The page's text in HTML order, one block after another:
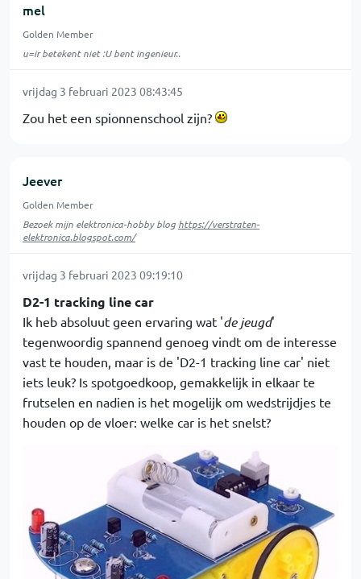
mel
Golden Member
u=ir betekent niet :U bent ingenieur..
vrijdag 3 februari 2023 08:43:45
Zou het een spionnenschool zijn?
Jeever
Golden Member
Bezoek mijn elektronica-hobby blog https://verstraten-
elektronica.blogspot.com/
vrijdag 3 februari 2023 09:19:10
D2-1 tracking line car
Ik heb absoluut geen ervaring wat 'de jeugd'
tegenwoordig spannend genoeg vindt om de interesse
vast te houden, maar is de 'D2-1 tracking line car' niet
iets leuk? Is spotgoedkoop, gemakkelijk in elkaar te
frutselen en nadien is het mogelijk om wedstrijdjes te
houden op de vloer: welke car is het snelst?